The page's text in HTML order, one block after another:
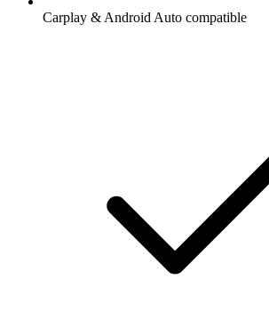
Carplay & Android Auto compatible